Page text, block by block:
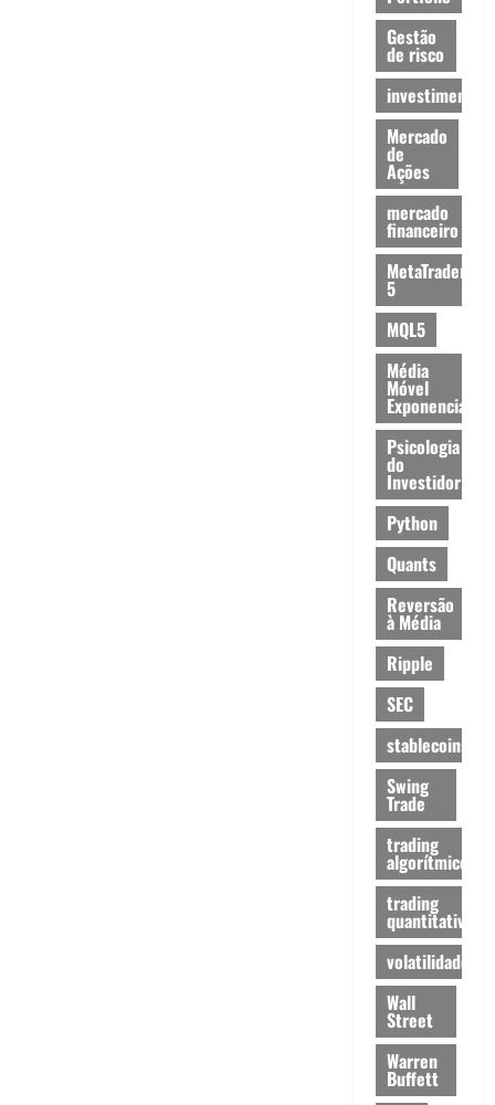
Gestão
de risco
investimentos
Mercado
de
Ações
mercado
financeiro
MetaTrader
5
MQL5
Média
Móvel
Exponencial
Psicologia
do
Investidor
Python
Quants
Reversão
à Média
Ripple
SEC
stablecoins
Swing
Trade
trading
algorítmico
trading
quantitativo
volatilidade
Wall
Street
Warren
Buffett